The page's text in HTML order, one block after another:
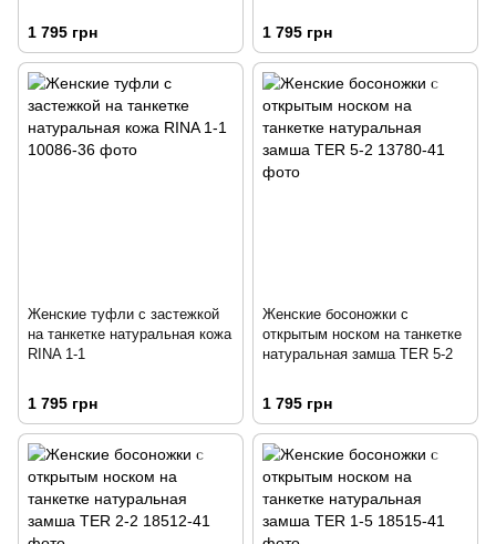
1 795 грн 1 795 грн
Женские туфли с застежкой
на танкетке натуральная кожа
RINA 1-1
1 795 грн
Женские босоножки с
открытым носком на танкетке
натуральная замша TER 5-2
1 795 грн